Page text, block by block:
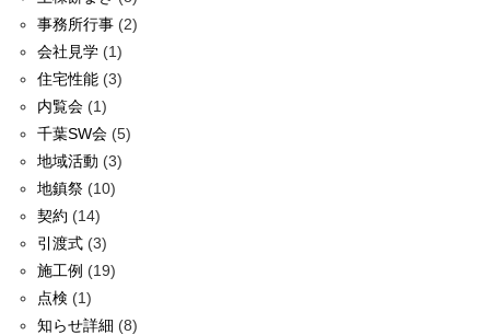
事務所行事(2)
会社見学(1)
住宅性能(3)
内覧会(1)
千葉SW会(5)
地域活動 (3)
地鎮祭(10)
契約 (14)
引渡式(3)
施工例 (19)
点検 (1)
知らせ詳細 (8)